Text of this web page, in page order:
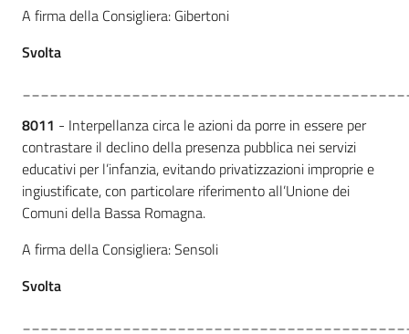
A firma della Consigliera: Gibertoni
Svolta
8011 - Interpellanza circa le azioni da porre in essere per
contrastare il declino della presenza pubblica nei servizi
educativi per l’infanzia, evitando privatizzazioni improprie e
ingiustificate, con particolare riferimento all’Unione dei
Comuni della Bassa Romagna.
A firma della Consigliera: Sensoli
Svolta